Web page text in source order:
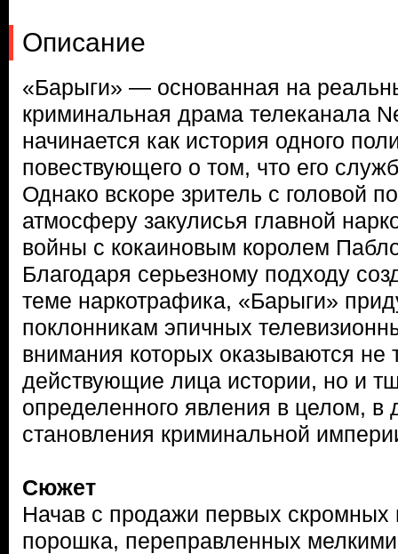
Описание
«Барыги» — основанная на
криминальная драма телеканала
начинается как история одного
повествующего о том, что его
Однако вскоре зритель с головой
атмосферу закулисья главной
войны с кокаиновым королем
Благодаря серьезному подходу
теме наркотрафика, «Барыги»
поклонникам эпичных
внимания которых оказываются не
действующие лица истории, но и
определенного явления в целом,
становления криминальной
Сюжет
Начав с продажи первых скромных
порошка, переправленных